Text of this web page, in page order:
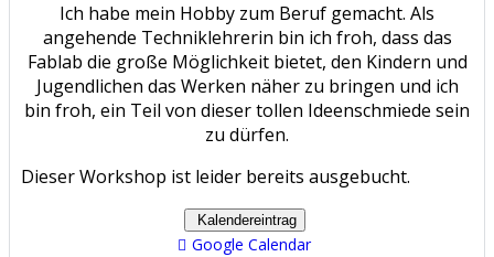
Ich habe mein Hobby zum Beruf gemacht. Als
angehende Techniklehrerin bin ich froh, dass das
Fablab die große Möglichkeit bietet, den Kindern und
Jugendlichen das Werken näher zu bringen und ich
bin froh, ein Teil von dieser tollen Ideenschmiede sein
zu dürfen.
Dieser Workshop ist leider bereits ausgebucht.
Kalendereintrag
Google Calendar